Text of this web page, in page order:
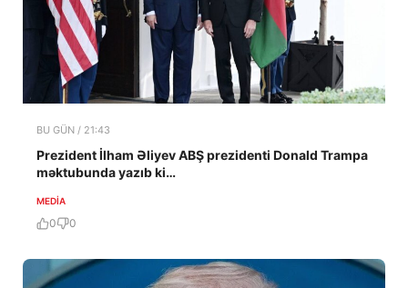
BU GÜN / 21:43
Prezident İlham Əliyev ABŞ prezidenti Donald Trampa
məktubunda yazıb ki…
MEDİA
0 0